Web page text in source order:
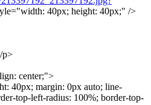
40px; height: 40px;" />
p>
center;">
40px; margin: 0px auto; line-
top-left-radius: 100%; border-top-